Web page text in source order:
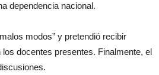
dependencia nacional.
modos” y pretendió recibir
docentes presentes. Finalmente, el